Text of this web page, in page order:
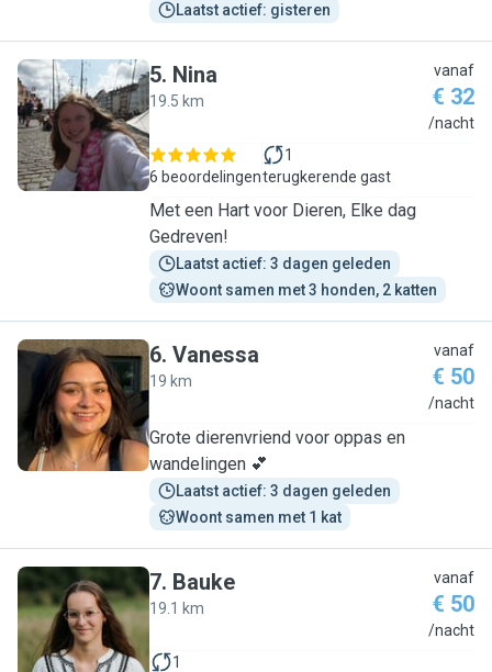
Laatst actief: gisteren
N
5. Nina
19.5 km
vanaf
€ 32
/nacht
6 beoordelingen
1
terugkerende gast
Met een Hart voor Dieren, Elke dag
Gedreven!
Laatst actief: 3 dagen geleden
Woont samen met 3 honden, 2 katten
V
6. Vanessa
19 km
vanaf
€ 50
/nacht
Grote dierenvriend voor oppas en
wandelingen 💕
Laatst actief: 3 dagen geleden
Woont samen met 1 kat
B
7. Bauke
19.1 km
vanaf
€ 50
/nacht
1